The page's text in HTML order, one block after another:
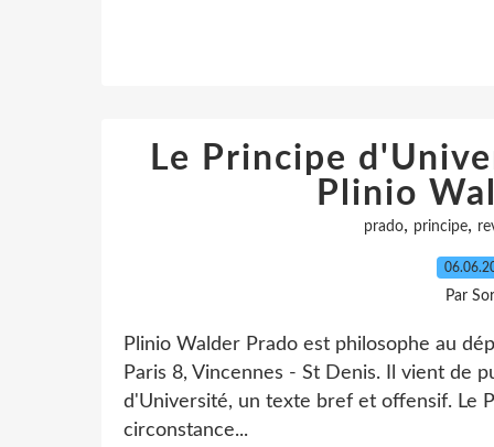
Le Principe
Plinio
prado, principe,
Par
Plinio Walder Prado est philosophe au
Paris 8, Vincennes - St Denis. Il vient de
d'Université, un texte bref et offensif. Le
circonstance...